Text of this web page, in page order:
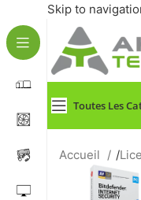
Skip to
Toutes Les
Accueil /